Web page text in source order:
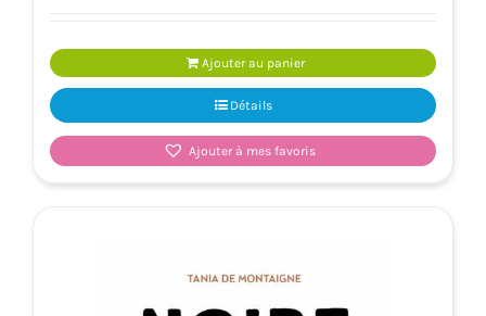
Ajouter au panier
Détails
Ajouter à mes favoris